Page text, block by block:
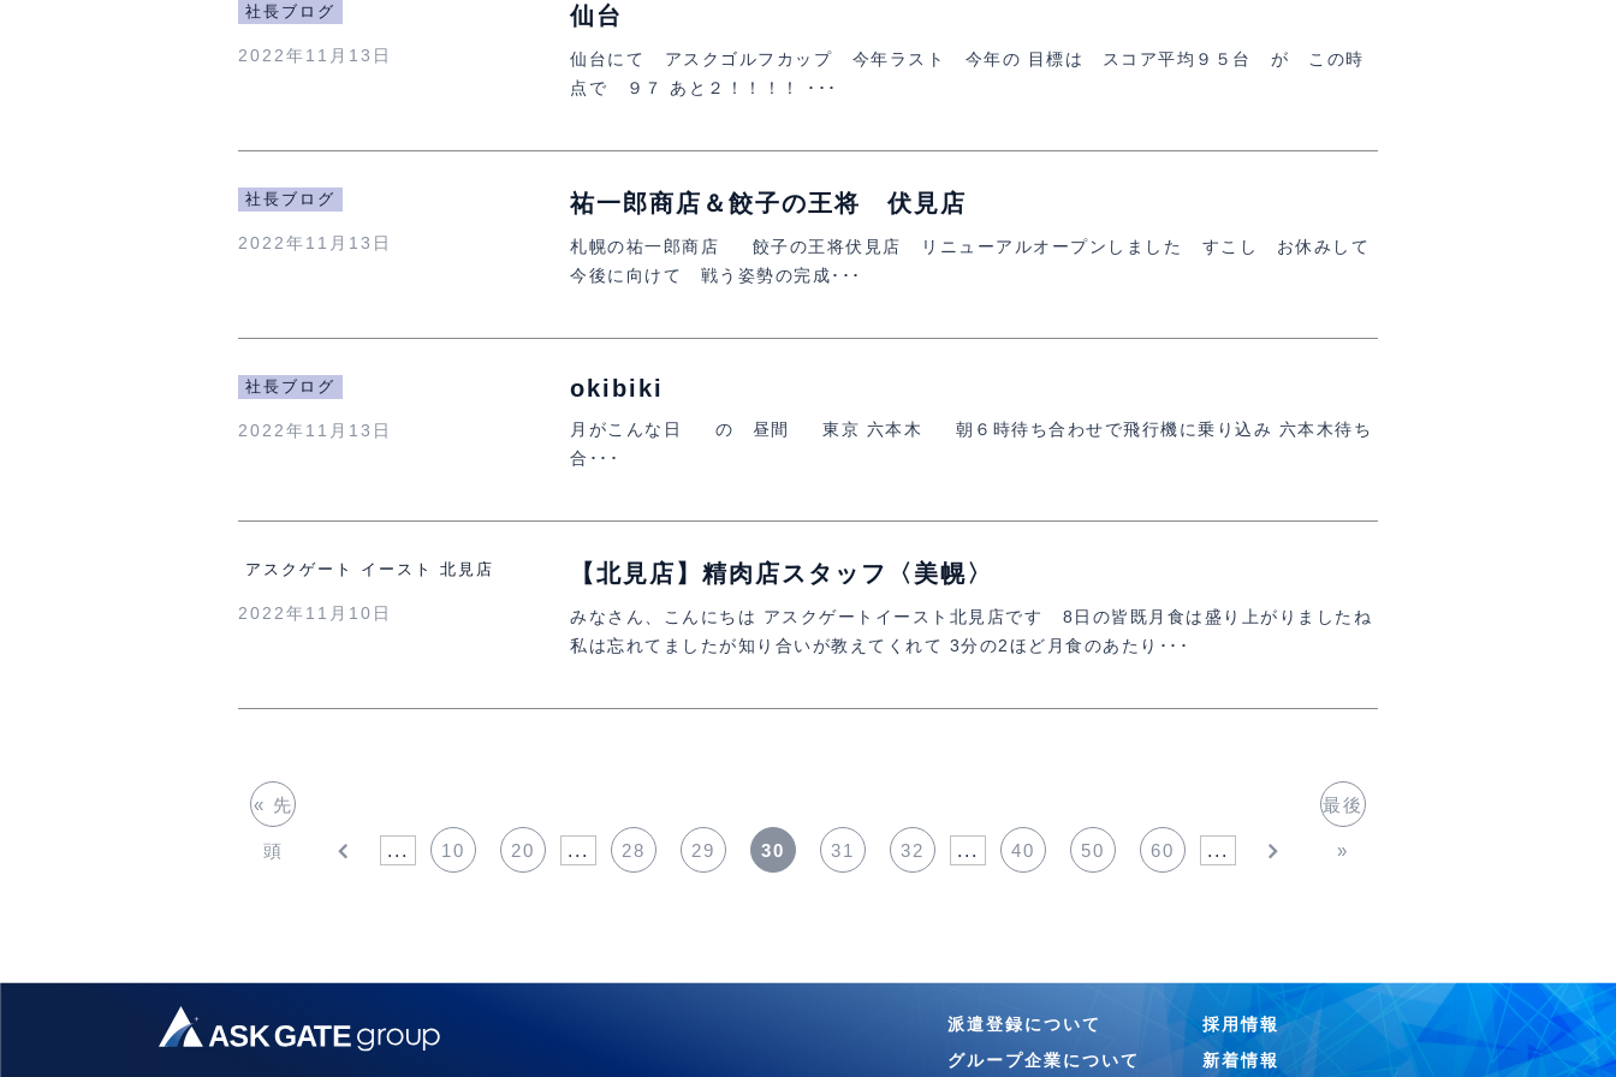
社長ブログ
2022年11月13日
仙台
仙台にて アスクゴルフカップ 今年ラスト 今年の 目標は スコア平均９５台 が この時
点で ９７ あと２！！！！ ･･･
社長ブログ
2022年11月13日
祐一郎商店＆餃子の王将 伏見店
札幌の祐一郎商店 餃子の王将伏見店 リニューアルオープンしました すこし お休みして
今後に向けて 戦う姿勢の完成･･･
社長ブログ
2022年11月13日
okibiki
月がこんな日 の 昼間 東京 六本木 朝６時待ち合わせで飛行機に乗り込み 六本木待ち
合･･･
アスクゲート イースト 北見店
2022年11月10日
【北見店】精肉店スタッフ〈美幌〉
みなさん、こんにちは アスクゲートイースト北見店です 8日の皆既月食は盛り上がりましたね
私は忘れてましたが知り合いが教えてくれて 3分の2ほど月食のあたり･･･
« 先
頭 ... 10 20 ... 28 29 30 31 32 ... 40 50 60 ...
最後
»
派遣登録について
グループ企業について
採用情報
新着情報